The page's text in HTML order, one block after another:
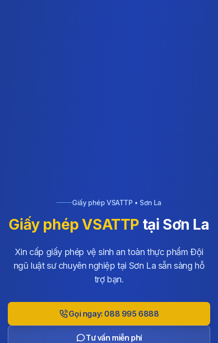
Giấy phép VSATTP • Sơn La
Giấy phép VSATTP tại Sơn La
Xin cấp giấy phép vệ sinh an toàn thực phẩm Đội
ngũ luật sư chuyên nghiệp tại Sơn La sẵn sàng hỗ
trợ bạn.
Gọi ngay: 088 995 6888
Tư vấn miễn phí